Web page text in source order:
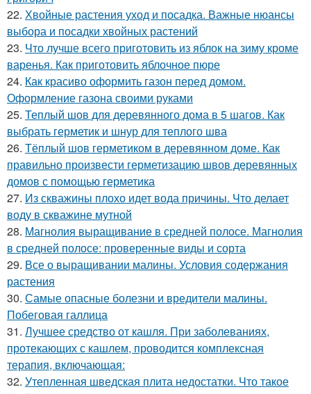
22. Хвойные растения уход и посадка. Важные нюансы
выбора и посадки хвойных растений
23. Что лучше всего приготовить из яблок на зиму кроме
варенья. Как приготовить яблочное пюре
24. Как красиво оформить газон перед домом.
Оформление газона своими руками
25. Теплый шов для деревянного дома в 5 шагов. Как
выбрать герметик и шнур для теплого шва
26. Тёплый шов герметиком в деревянном доме. Как
правильно произвести герметизацию швов деревянных
домов с помощью герметика
27. Из скважины плохо идет вода причины. Что делает
воду в скважине мутной
28. Магнолия выращивание в средней полосе. Магнолия
в средней полосе: проверенные виды и сорта
29. Все о выращивании малины. Условия содержания
растения
30. Самые опасные болезни и вредители малины.
Побеговая галлица
31. Лучшее средство от кашля. При заболеваниях,
протекающих с кашлем, проводится комплексная
терапия, включающая:
32. Утепленная шведская плита недостатки. Что такое